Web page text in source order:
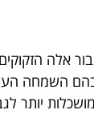
אלה
השמחה